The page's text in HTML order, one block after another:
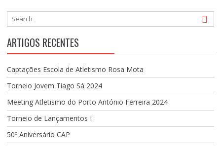
ARTIGOS RECENTES
Captações Escola de Atletismo Rosa Mota
Torneio Jovem Tiago Sá 2024
Meeting Atletismo do Porto António Ferreira 2024
Torneio de Lançamentos I
50º Aniversário CAP